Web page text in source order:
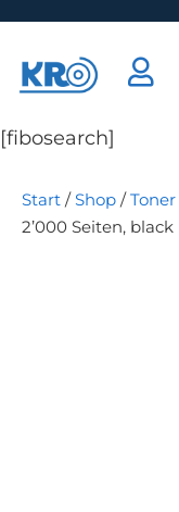
[fibosearch]
Start /Shop /Toner
2’000 Seiten, black